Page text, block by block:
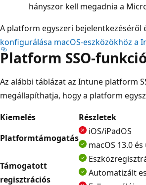
hányszor kell megadnia a
A platform egyszeri
konfigurálása macOS-eszközökhöz a
Platform SSO-
Az alábbi táblázat az Intune platform
megállapíthatja, hogy a platform
Kiemelés
Részletek
Platformtámogatás
iOS/iPadOS
macOS 13.0
Támogatott
regisztrációs
Automatizált